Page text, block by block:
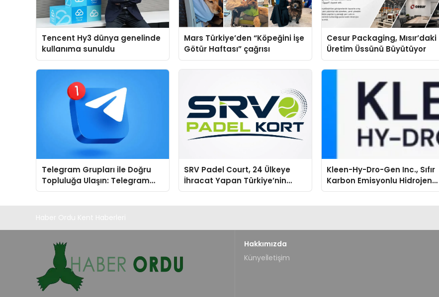
Tencent Hy3 dünya genelinde
kullanıma sunuldu
Mars Türkiye’den “Köpeğini İşe
Götür Haftası” çağrısı
Cesur Packaging, Mısır’daki
Üretim Üssünü Büyütüyor
Telegram Grupları ile Doğru
Topluluğa Ulaşın: Telegram
Grup Keşfinde Sade ve
SRV Padel Court, 24 Ülkeye
İhracat Yapan Türkiye’nin
Padel Kortu Üretim Gücü
Kleen-Hy-Dro-Gen Inc., Sıfır
Karbon Emisyonlu Hidrojen
Isıtma Teknolojisinde ISO ve
Hakkımızda
Künyeİletişim